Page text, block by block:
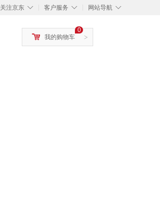
◇
关注京东 ◇
客户服务 ◇
网站导航
>
0
我的购物车